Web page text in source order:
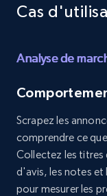
get posts
count, Share
count, and
6.7K+
Cas
Analyse de
Scrapez les
comprendre ce
Collectez les titres
d'avis, les notes et
pour mesurer les